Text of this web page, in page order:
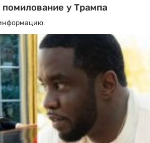
помилование у Трампа